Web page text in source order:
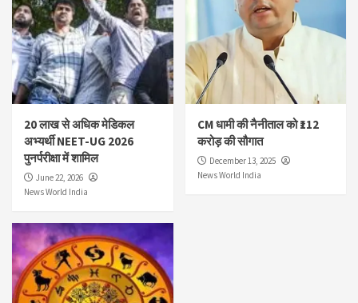
20 लाख से अधिक मेडिकल
अभ्यर्थी NEET-UG 2026
पुनर्परीक्षा में शामिल
June 22, 2026
News World India
CM धामी की नैनीताल को ₹112
करोड़ की सौगात
December 13, 2025
News World India